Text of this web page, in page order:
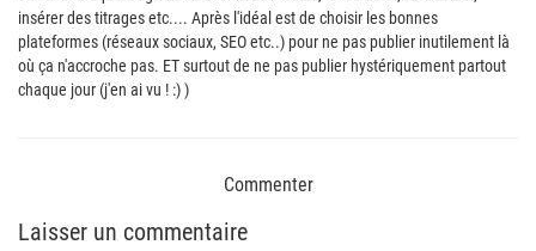
insérer des titrages etc.... Après l'idéal est de choisir les bonnes
plateformes (réseaux sociaux, SEO etc..) pour ne pas publier inutilement là
où ça n'accroche pas. ET surtout de ne pas publier hystériquement partout
chaque jour (j'en ai vu ! :) )
Commenter
Laisser un commentaire